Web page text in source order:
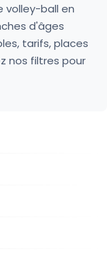
volley-ball en
d'âges
tarifs, places
nos filtres pour